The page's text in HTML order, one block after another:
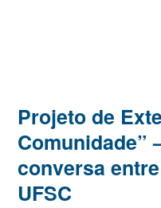
Projeto de
Comunidade”
conversa
UFSC